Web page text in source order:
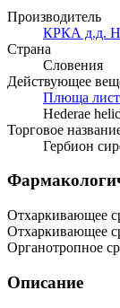
Производитель
КРКА д.д.
Страна
Словения
Действующее
Плюща
Hederae
Торговое
Гербион
Отхаркивающее
Отхаркивающее
Органотропное
Описание